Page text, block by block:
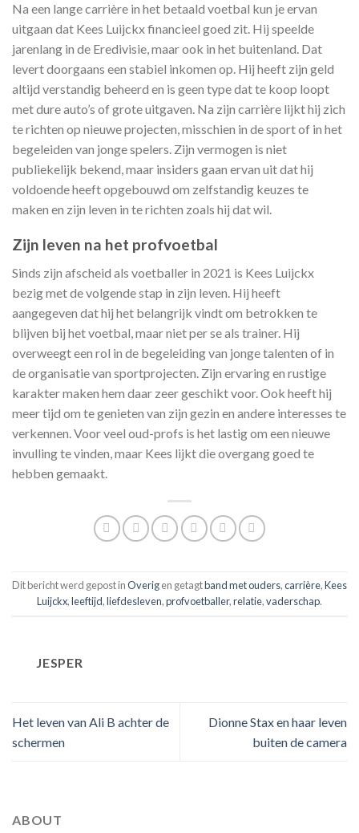
Na een lange carrière in het betaald voetbal kun je ervan
uitgaan dat Kees Luijckx financieel goed zit. Hij speelde
jarenlang in de Eredivisie, maar ook in het buitenland. Dat
levert doorgaans een stabiel inkomen op. Hij heeft zijn geld
altijd verstandig beheerd en is geen type dat te koop loopt
met dure auto’s of grote uitgaven. Na zijn carrière lijkt hij zich
te richten op nieuwe projecten, misschien in de sport of in het
begeleiden van jonge spelers. Zijn vermogen is niet
publiekelijk bekend, maar insiders gaan ervan uit dat hij
voldoende heeft opgebouwd om zelfstandig keuzes te
maken en zijn leven in te richten zoals hij dat wil.
Zijn leven na het profvoetbal
Sinds zijn afscheid als voetballer in 2021 is Kees Luijckx
bezig met de volgende stap in zijn leven. Hij heeft
aangegeven dat hij het belangrijk vindt om betrokken te
blijven bij het voetbal, maar niet per se als trainer. Hij
overweegt een rol in de begeleiding van jonge talenten of in
de organisatie van sportprojecten. Zijn ervaring en rustige
karakter maken hem daar zeer geschikt voor. Ook heeft hij
meer tijd om te genieten van zijn gezin en andere interesses te
verkennen. Voor veel oud-profs is het lastig om een nieuwe
invulling te vinden, maar Kees lijkt die overgang goed te
hebben gemaakt.
Dit bericht werd gepost inOverigen getagtband met ouders,carrière,Kees
Luijckx,leeftijd,liefdesleven,profvoetballer,relatie,vaderschap.
JESPER
Het leven van Ali B achter de
schermen
Dionne Stax en haar leven
buiten de camera
ABOUT